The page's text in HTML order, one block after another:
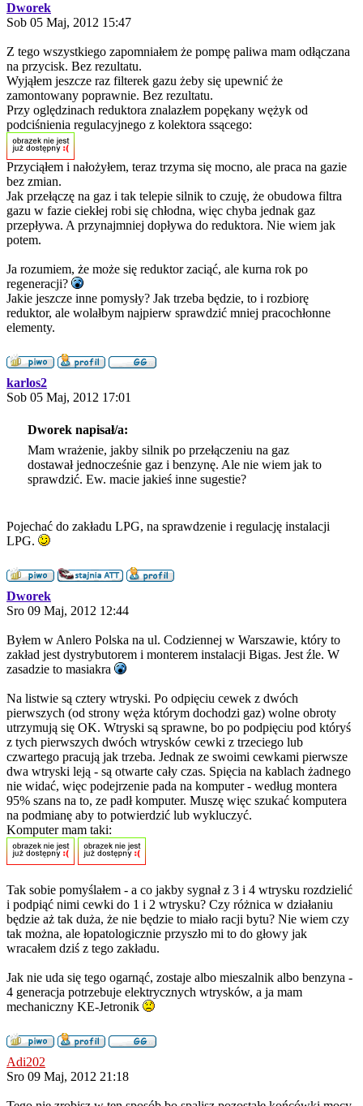
Dworek
Sob 05 Maj, 2012 15:47
Z tego wszystkiego zapomniałem że pompę paliwa mam odłączana
na przycisk. Bez rezultatu.
Wyjąłem jeszcze raz filterek gazu żeby się upewnić że
zamontowany poprawnie. Bez rezultatu.
Przy oględzinach reduktora znalazłem popękany wężyk od
podciśnienia regulacyjnego z kolektora ssącego:
Przyciąłem i nałożyłem, teraz trzyma się mocno, ale praca na gazie
bez zmian.
Jak przełączę na gaz i tak telepie silnik to czuję, że obudowa filtra
gazu w fazie ciekłej robi się chłodna, więc chyba jednak gaz
przepływa. A przynajmniej dopływa do reduktora. Nie wiem jak
potem.
Ja rozumiem, że może się reduktor zaciąć, ale kurna rok po
regeneracji?
Jakie jeszcze inne pomysły? Jak trzeba będzie, to i rozbiorę
reduktor, ale wolałbym najpierw sprawdzić mniej pracochłonne
elementy.
karlos2
Sob 05 Maj, 2012 17:01
Dworek napisał/a:
Mam wrażenie, jakby silnik po przełączeniu na gaz
dostawał jednocześnie gaz i benzynę. Ale nie wiem jak to
sprawdzić. Ew. macie jakieś inne sugestie?
Pojechać do zakładu LPG, na sprawdzenie i regulację instalacji
LPG.
Dworek
Sro 09 Maj, 2012 12:44
Byłem w Anlero Polska na ul. Codziennej w Warszawie, który to
zakład jest dystrybutorem i monterem instalacji Bigas. Jest źle. W
zasadzie to masiakra
Na listwie są cztery wtryski. Po odpięciu cewek z dwóch
pierwszych (od strony węża którym dochodzi gaz) wolne obroty
utrzymują się OK. Wtryski są sprawne, bo po podpięciu pod któryś
z tych pierwszych dwóch wtrysków cewki z trzeciego lub
czwartego pracują jak trzeba. Jednak ze swoimi cewkami pierwsze
dwa wtryski leją - są otwarte cały czas. Spięcia na kablach żadnego
nie widać, więc podejrzenie pada na komputer - według montera
95% szans na to, ze padł komputer. Muszę więc szukać komputera
na podmianę aby to potwierdzić lub wykluczyć.
Komputer mam taki:
Tak sobie pomyślałem - a co jakby sygnał z 3 i 4 wtrysku rozdzielić
i podpiąć nimi cewki do 1 i 2 wtrysku? Czy różnica w działaniu
będzie aż tak duża, że nie będzie to miało racji bytu? Nie wiem czy
tak można, ale łopatologicznie przyszło mi to do głowy jak
wracałem dziś z tego zakładu.
Jak nie uda się tego ogarnąć, zostaje albo mieszalnik albo benzyna -
4 generacja potrzebuje elektrycznych wtrysków, a ja mam
mechaniczny KE-Jetronik
Adi202
Sro 09 Maj, 2012 21:18